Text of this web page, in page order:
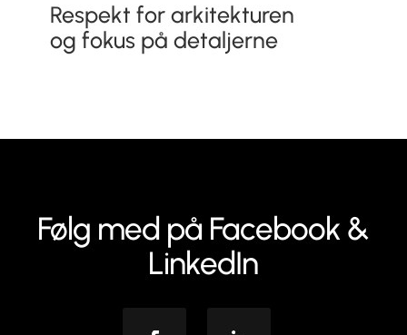
Respekt for arkitekturen
og fokus på detaljerne
Følg med på Facebook &
LinkedIn